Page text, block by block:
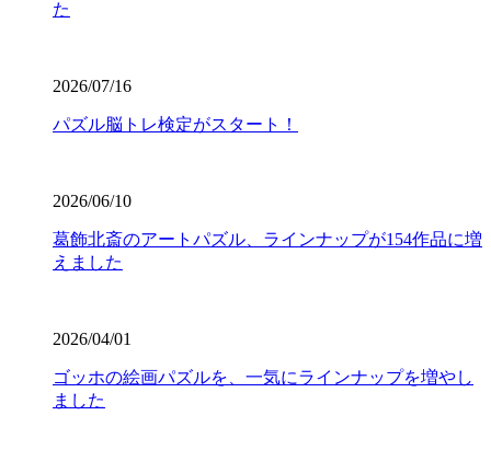
た
2026/07/16
パズル脳トレ検定がスタート！
2026/06/10
葛飾北斎のアートパズル、ラインナップが154作品に増
えました
2026/04/01
ゴッホの絵画パズルを、一気にラインナップを増やし
ました